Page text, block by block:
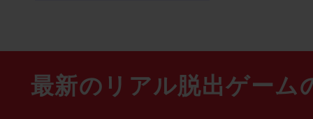
最新のリアル脱出ゲーム